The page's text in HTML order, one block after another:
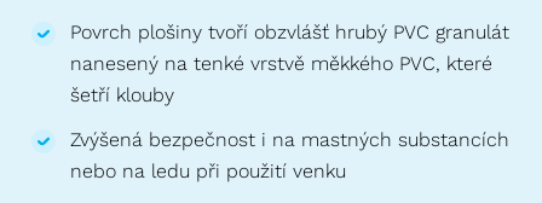
Povrch plošiny tvoří obzvlášť hrubý PVC granulát
nanesený na tenké vrstvě měkkého PVC, které
šetří klouby
Zvýšená bezpečnost i na mastných substancích
nebo na ledu při použití venku